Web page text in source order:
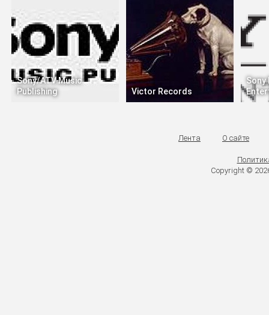
Sony/ATV Music
Publishing
Victor Records
Sony
Лента О сайте
Copyright ©